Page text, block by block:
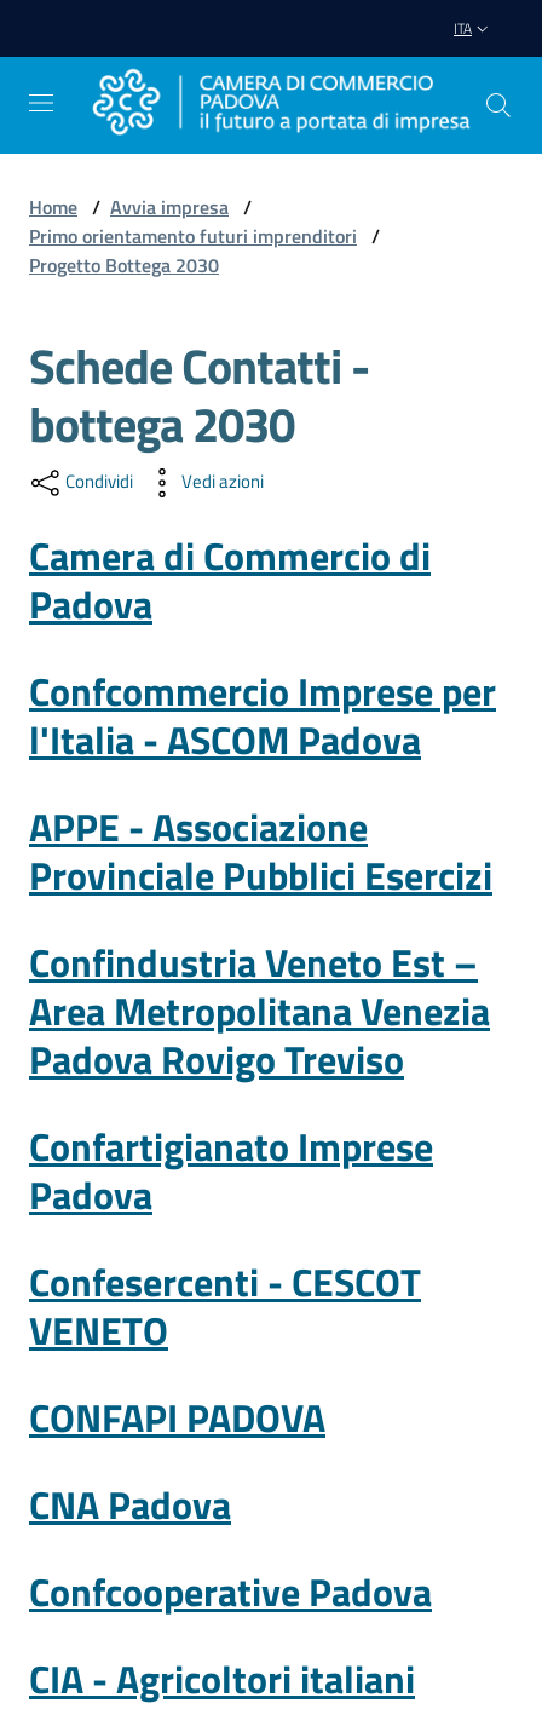
ITA
Avviare
Impresa
Gestire
Impresa
Promuovere
e
territorio
Tutelare
Impresa
Consumatore
Impresa
Digitale
La
Camera
Prenota
zione
on line
online
Home / Avvia impresa /
Primo orientamento futuri imprenditori /
Progetto Bottega 2030
Schede Contatti -
bottega 2030
Condividi Vedi azioni
Camera di Commercio di
Padova
Confcommercio Imprese per
l'Italia - ASCOM Padova
APPE - Associazione
Provinciale Pubblici Esercizi
Confindustria Veneto Est –
Area Metropolitana Venezia
Padova Rovigo Treviso
Confartigianato Imprese
Padova
Confesercenti - CESCOT
VENETO
CONFAPI PADOVA
CNA Padova
Confcooperative Padova
CIA - Agricoltori italiani